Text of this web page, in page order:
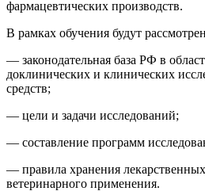
фармацевтических производств.
В рамках обучения будут
— законодательная база РФ в
доклинических и клинических
средств;
— цели и задачи исследований;
— составление программ
— правила хранения лекарственных
ветеринарного применения.